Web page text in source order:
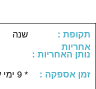
: תקופת
אחריות
שנה
: נותן האחריות
: זמן אספקה
* 9 ימי עסקים